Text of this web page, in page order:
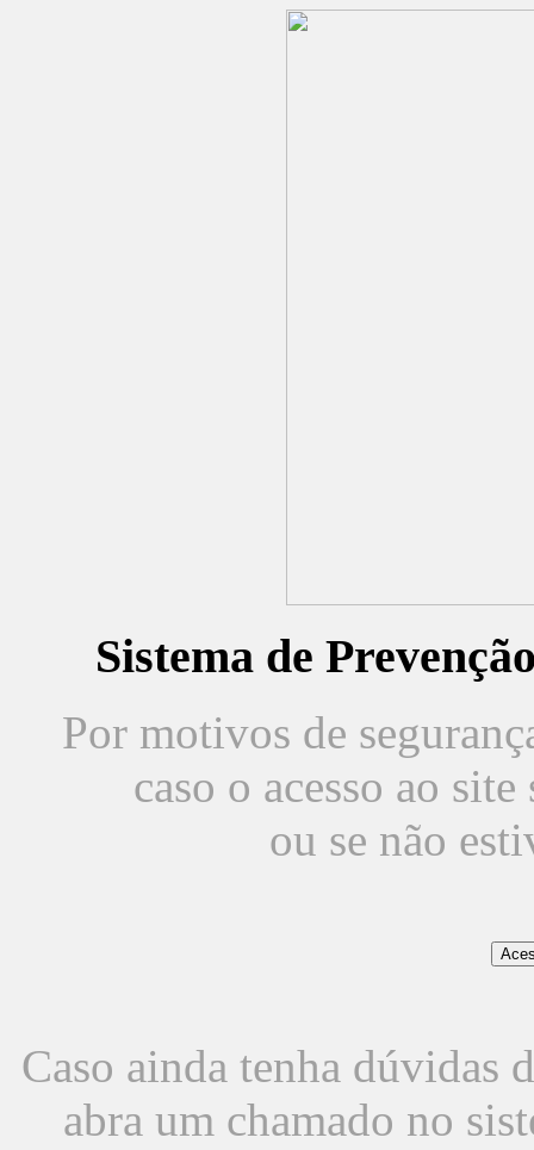
Sistema de
Por motivos de
caso o acesso ao
ou se não
Caso ainda tenha dúvidas
abra um chamado no